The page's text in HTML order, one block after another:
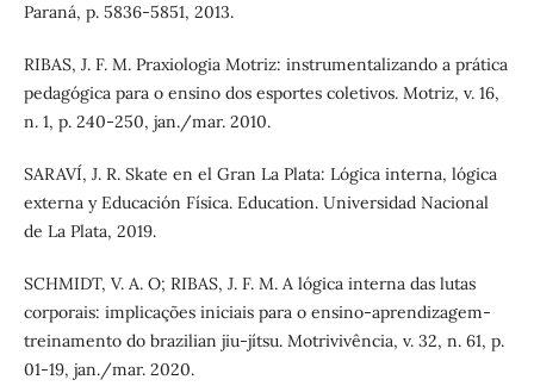
Paraná, p. 5836-5851, 2013.
RIBAS, J. F. M. Praxiologia Motriz: instrumentalizando a prática
pedagógica para o ensino dos esportes coletivos. Motriz, v. 16,
n. 1, p. 240-250, jan./mar. 2010.
SARAVÍ, J. R. Skate en el Gran La Plata: Lógica interna, lógica
externa y Educación Física. Education. Universidad Nacional
de La Plata, 2019.
SCHMIDT, V. A. O; RIBAS, J. F. M. A lógica interna das lutas
corporais: implicações iniciais para o ensino-aprendizagem-
treinamento do brazilian jiu-jítsu. Motrivivência, v. 32, n. 61, p.
01-19, jan./mar. 2020.